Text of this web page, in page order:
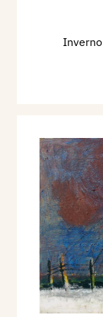
Inverno